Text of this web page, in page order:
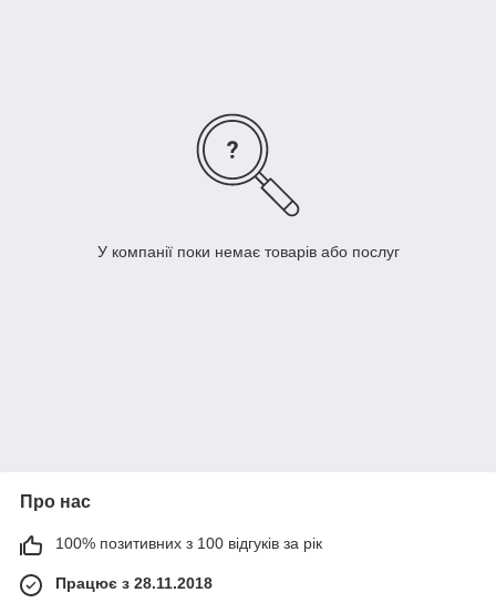
У компанії поки немає товарів або послуг
Про нас
100% позитивних з 100 відгуків за рік
Працює з 28.11.2018